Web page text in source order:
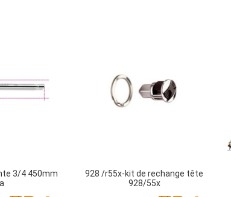
3/4 450mm
928 /r55x-kit de rechange tête
928/55x